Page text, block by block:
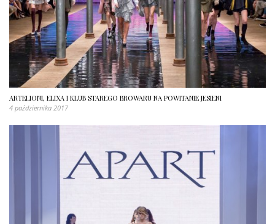
ARTELIONI, ELIXA I KLUB STAREGO BROWARU NA POWITANIE JESIENI
4 października 2017